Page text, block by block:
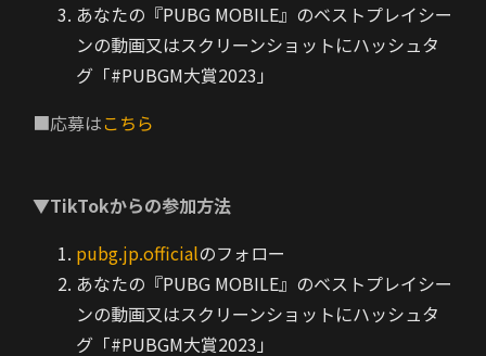
あなたの『PUBG MOBILE』のベストプレイシー
ンの動画又はスクリーンショットにハッシュタ
グ「#PUBGM大賞2023」
■応募はこちら
▼TikTokからの参加方法
pubg.jp.officialのフォロー
あなたの『PUBG MOBILE』のベストプレイシー
ンの動画又はスクリーンショットにハッシュタ
グ「#PUBGM大賞2023」